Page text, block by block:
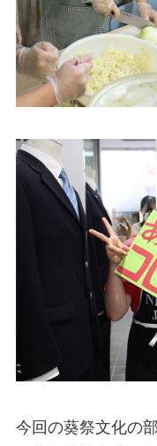
今回の葵祭文化の